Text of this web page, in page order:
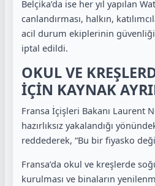
Belçika’da ise her yıl yapılan
canlandırması, halkın,
acil durum ekiplerinin
iptal edildi.
OKUL VE
İÇİN KAYNAK
Fransa İçişleri Bakanı Laurent
hazırlıksız yakalandığı
reddederek, “Bu bir fiyasko
Fransa’da okul ve kreşlerde
kurulması ve binaların